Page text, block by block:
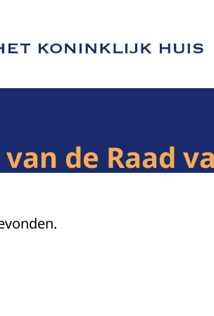
van Het Koninklijk Huis
de Raad